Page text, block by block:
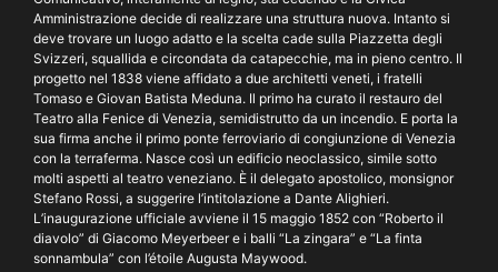
Amministrazione decide di realizzare una struttura nuova. Intanto si
deve trovare un luogo adatto e la scelta cade sulla Piazzetta degli
Svizzeri, squallida e circondata da catapecchie, ma in pieno centro. Il
progetto nel 1838 viene affidato a due architetti veneti, i fratelli
Tomaso e Giovan Batista Meduna. Il primo ha curato il restauro del
Teatro alla Fenice di Venezia, semidistrutto da un incendio. E porta la
sua firma anche il primo ponte ferroviario di congiunzione di Venezia
con la terraferma. Nasce così un edificio neoclassico, simile sotto
molti aspetti al teatro veneziano. È il delegato apostolico, monsignor
Stefano Rossi, a suggerire l’intitolazione a Dante Alighieri.
L’inaugurazione ufficiale avviene il 15 maggio 1852 con “Roberto il
diavolo” di Giacomo Meyerbeer e i balli “La zingara” e “La finta
sonnambula” con l’étoile Augusta Maywood.